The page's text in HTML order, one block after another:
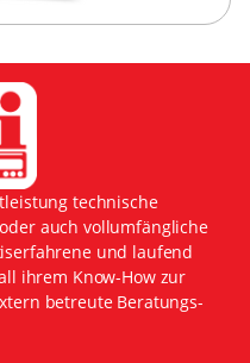
technische
auch vollumfängliche
und laufend
ihrem Know-How zur
betreute Beratungs-